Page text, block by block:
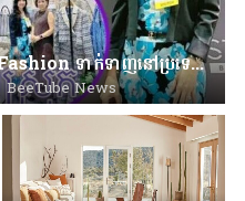
ប្រេនកូនខ្មែរ Queency Julie Fashion ទាក់ទាញនៅប្រទេសថៃ
BeeTube News